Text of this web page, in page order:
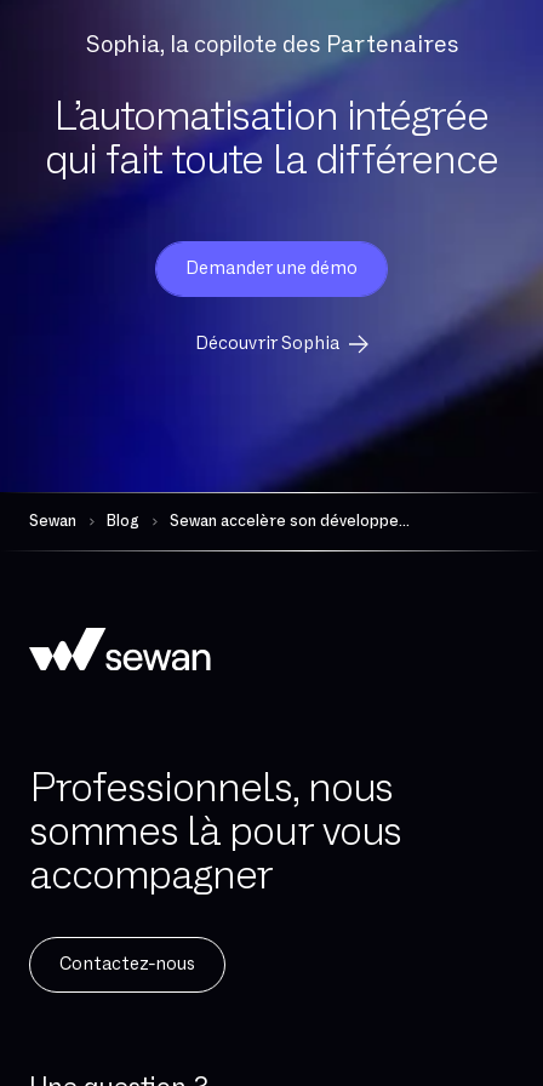
Sophia, la copilote des Partenaires
L’automatisation intégrée
qui fait toute la différence
Demander une démo
Découvrir Sophia
Sewan Blog Sewan accelère son développement international avec Pocos
Professionnels, nous
sommes là pour vous
accompagner
Contactez-nous